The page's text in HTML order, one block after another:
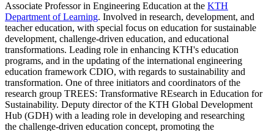
Associate Professor in Engineering Education at the KTH
Department of Learning. Involved in research, development, and
teacher education, with special focus on education for sustainable
development, challenge-driven education, and educational
transformations. Leading role in enhancing KTH's education
programs, and in the updating of the international engineering
education framework CDIO, with regards to sustainability and
transformation. One of three initiators and coordinators of the
research group TREES: Transformative REsearch in Education for
Sustainability. Deputy director of the KTH Global Development
Hub (GDH) with a leading role in developing and researching
the challenge-driven education concept, promoting the